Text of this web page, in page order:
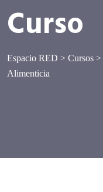
Curso
Espacio RED > Cursos >
Alimenticia